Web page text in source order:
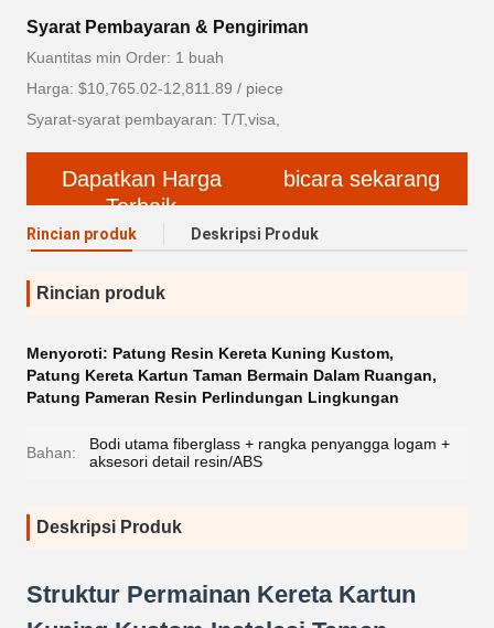
Syarat Pembayaran & Pengiriman
Kuantitas min Order: 1 buah
Harga: $10,765.02-12,811.89 / piece
Syarat-syarat pembayaran: T/T,visa,
Dapatkan Harga
Terbaik
bicara sekarang
Rincian produk Deskripsi Produk
Rincian produk
Menyoroti: Patung Resin Kereta Kuning Kustom,
Patung Kereta Kartun Taman Bermain Dalam Ruangan,
Patung Pameran Resin Perlindungan Lingkungan
Bahan:
Bodi utama fiberglass + rangka penyangga logam +
aksesori detail resin/ABS
Deskripsi Produk
Struktur Permainan Kereta Kartun